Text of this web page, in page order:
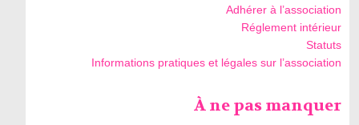
Adhérer à l’association
Réglement intérieur
Statuts
Informations pratiques et légales sur l’association
À ne pas manquer